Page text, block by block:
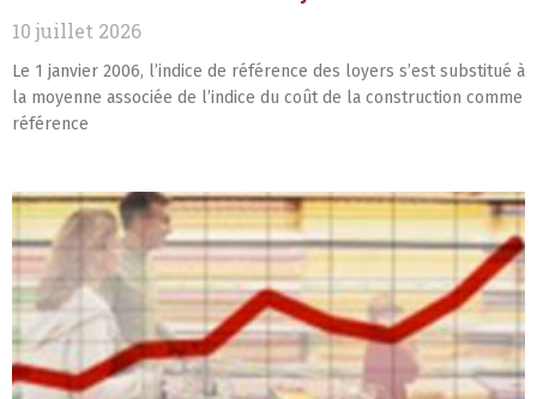
10 juillet 2026
Le 1 janvier 2006, l’indice de référence des loyers s’est substitué à
la moyenne associée de l’indice du coût de la construction comme
référence